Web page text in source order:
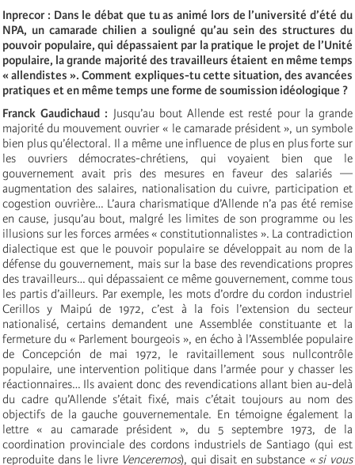
Inprecor : Dans le débat que tu as animé lors de l’université d’été du
NPA, un camarade chilien a souligné qu’au sein des structures du
pouvoir populaire, qui dépassaient par la pratique le projet de l’Unité
populaire, la grande majorité des travailleurs étaient en même temps
« allendistes ». Comment expliques-tu cette situation, des avancées
pratiques et en même temps une forme de soumission idéologique ?
Franck Gaudichaud : Jusqu’au bout Allende est resté pour la grande
majorité du mouvement ouvrier « le camarade président », un symbole
bien plus qu’électoral. Il a même une influence de plus en plus forte sur
les ouvriers démocrates-chrétiens, qui voyaient bien que le
gouvernement avait pris des mesures en faveur des salariés —
augmentation des salaires, nationalisation du cuivre, participation et
cogestion ouvrière… L’aura charismatique d’Allende n’a pas été remise
en cause, jusqu’au bout, malgré les limites de son programme ou les
illusions sur les forces armées « constitutionnalistes ». La contradiction
dialectique est que le pouvoir populaire se développait au nom de la
défense du gouvernement, mais sur la base des revendications propres
des travailleurs… qui dépassaient ce même gouvernement, comme tous
les partis d’ailleurs. Par exemple, les mots d’ordre du cordon industriel
Cerillos y Maipú de 1972, c’est à la fois l’extension du secteur
nationalisé, certains demandent une Assemblée constituante et la
fermeture du « Parlement bourgeois », en écho à l’Assemblée populaire
de Concepción de mai 1972, le ravitaillement sous nullcontrôle
populaire, une intervention politique dans l’armée pour y chasser les
réactionnaires… Ils avaient donc des revendications allant bien au-delà
du cadre qu’Allende s’était fixé, mais c’était toujours au nom des
objectifs de la gauche gouvernementale. En témoigne également la
lettre « au camarade président », du 5 septembre 1973, de la
coordination provinciale des cordons industriels de Santiago (qui est
reproduite dans le livre Venceremos), qui disait en substance « si vous